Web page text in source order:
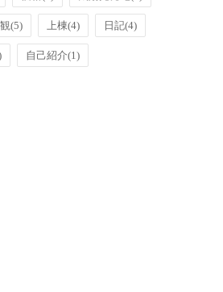
(5) 上棟(4) 日記(4)
自己紹介(1)